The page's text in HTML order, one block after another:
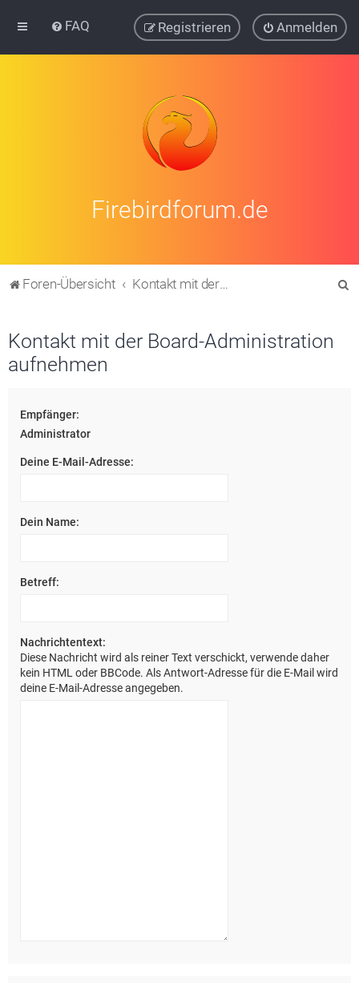
FAQ Anmelden
Registrieren
Firebirdforum.de
Foren-Übersicht Kontakt mit der Board-Administration aufnehmen
Kontakt mit der Board-Administration
aufnehmen
Empfänger:
Administrator
Deine E-Mail-Adresse:
Dein Name:
Betreff:
Nachrichtentext:
Diese Nachricht wird als reiner Text verschickt, verwende daher
kein HTML oder BBCode. Als Antwort-Adresse für die E-Mail wird
deine E-Mail-Adresse angegeben.